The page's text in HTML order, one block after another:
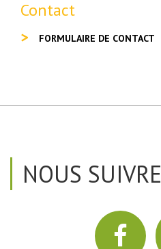
Contact
FORMULAIRE DE CONTACT
NOUS SUIVRE